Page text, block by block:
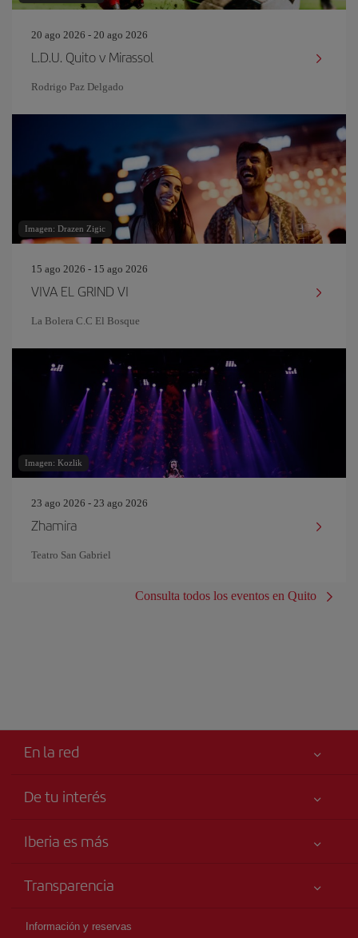
20 ago 2026 - 20 ago 2026
L.D.U. Quito v Mirassol
Rodrigo Paz Delgado
Imagen: Drazen Zigic
15 ago 2026 - 15 ago 2026
VIVA EL GRIND VI
La Bolera C.C El Bosque
Imagen: Kozlik
23 ago 2026 - 23 ago 2026
Zhamira
Teatro San Gabriel
Consulta todos los eventos en Quito
En la red
De tu interés
Tu seguridad es lo primero
Publicidad
Iberia es más
Talento a bordo
Grupo Iberia
Transparencia
Información y reservas